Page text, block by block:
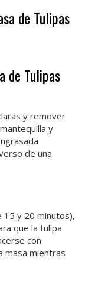
de Tulipas
de Tulipas
y remover
y
de una
15 y 20 minutos),
que la tulipa
con
masa mientras